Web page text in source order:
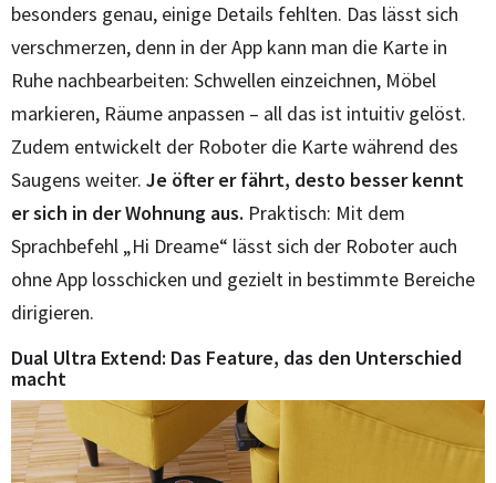
besonders genau, einige Details fehlten. Das lässt sich
verschmerzen, denn in der App kann man die Karte in
Ruhe nachbearbeiten: Schwellen einzeichnen, Möbel
markieren, Räume anpassen – all das ist intuitiv gelöst.
Zudem entwickelt der Roboter die Karte während des
Saugens weiter. Je öfter er fährt, desto besser kennt
er sich in der Wohnung aus. Praktisch: Mit dem
Sprachbefehl „Hi Dreame“ lässt sich der Roboter auch
ohne App losschicken und gezielt in bestimmte Bereiche
dirigieren.
Dual Ultra Extend: Das Feature, das den Unterschied
macht